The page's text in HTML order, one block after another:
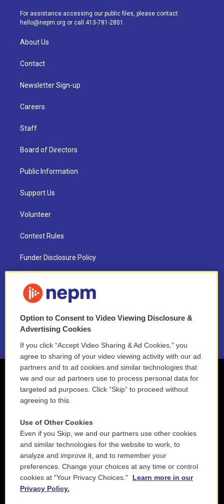
a
m
k
For assistance accessing our public files, please contact
hello@nepm.org or call 413-781-2801.
About Us
Contact
Newsletter Sign-up
Careers
Staff
Board of Directors
Public Information
Support Us
Volunteer
Contest Rules
Funder Disclosure Policy
NEPM EEO Reports & Statement
2021 License Renewal
Option to Consent to Video Viewing Disclosure &
Advertising Cookies
If you click “Accept Video Sharing & Ad Cookies,” you
agree to sharing of your video viewing activity with our ad
partners and to ad cookies and similar technologies that
we and our ad partners use to process personal data for
targeted ad purposes. Click “Skip” to proceed without
agreeing to this.
Use of Other Cookies
Even if you Skip, we and our partners use other cookies
and similar technologies for the website to work, to
analyze and improve it, and to remember your
preferences. Change your choices at any time or control
cookies at "Your Privacy Choices."
Learn more in our
Privacy Policy.